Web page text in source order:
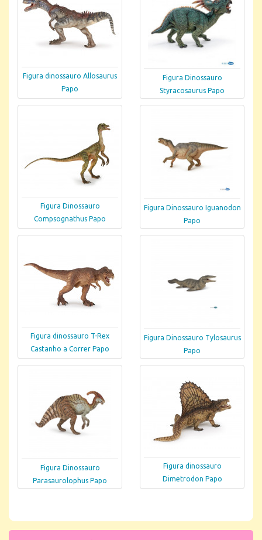
Figura dinossauro Allosaurus
Papo
Figura Dinossauro
Styracosaurus Papo
Figura Dinossauro
Compsognathus Papo
Figura Dinossauro Iguanodon
Papo
Figura dinossauro T-Rex
Castanho a Correr Papo
Figura Dinossauro Tylosaurus
Papo
Figura Dinossauro
Parasaurolophus Papo
Figura dinossauro
Dimetrodon Papo